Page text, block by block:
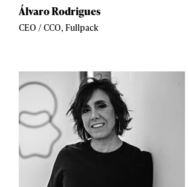
Álvaro Rodrigues
CEO / CCO, Fullpack